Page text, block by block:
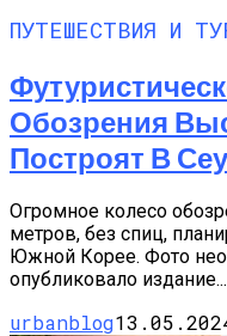
ПУТЕШЕСТВИЯ И
Обозрения
Построят В
Огромное колесо
метров, без спиц,
Южной Корее. Фото
опубликовало издание...
urbanblog